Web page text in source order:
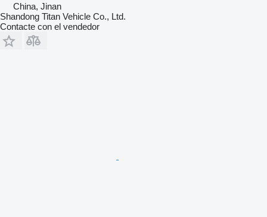
China, Jinan
Shandong Titan Vehicle Co., Ltd.
Contacte con el vendedor